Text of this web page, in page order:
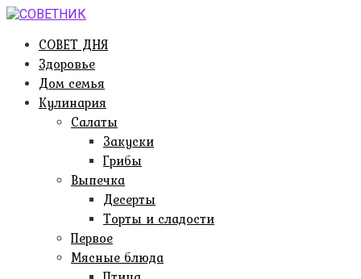
Перейти
контентуСОВЕТ ДНЯ
Здоровье
Дом семья
Кулинария
Салаты
Закуски
Грибы
Выпечка
Десерты
Торты и сладости
Первое
Мясные блюда